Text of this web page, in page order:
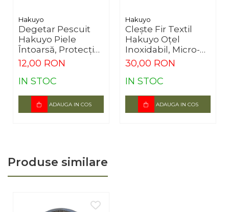
Întreținere:
Verifică integritatea ultimilor 50cm după fiecare
dril în zone dificile.
Hakuyo
Degetar Pescuit
Hakuyo Piele
Întoarsă, Protecție
Lansare Distanță
12,00 RON
IN STOC
ADAUGA IN COS
Hakuyo
Clește Fir Textil
Hakuyo Oțel
Inoxidabil, Micro-
Dantură Anti-
Alunecare
30,00 RON
IN STOC
ADAUGA IN COS
Produse similare